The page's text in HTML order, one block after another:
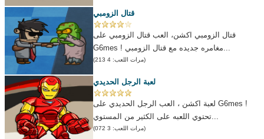
قتال الزومبي
قتال الزومبي اكشن، العب قتال الزومبي على
(مرات اللعب: 4 213)
لعبة الرجل الحديدي
لعبة اكشن ، العب الرجل الحديدي على G6mes !
(مرات اللعب: 3 072)